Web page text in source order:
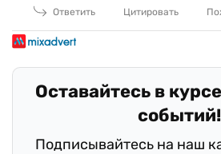
Ответить
Цитировать
Оставайтесь в
событий!
Подписывайтесь на наш